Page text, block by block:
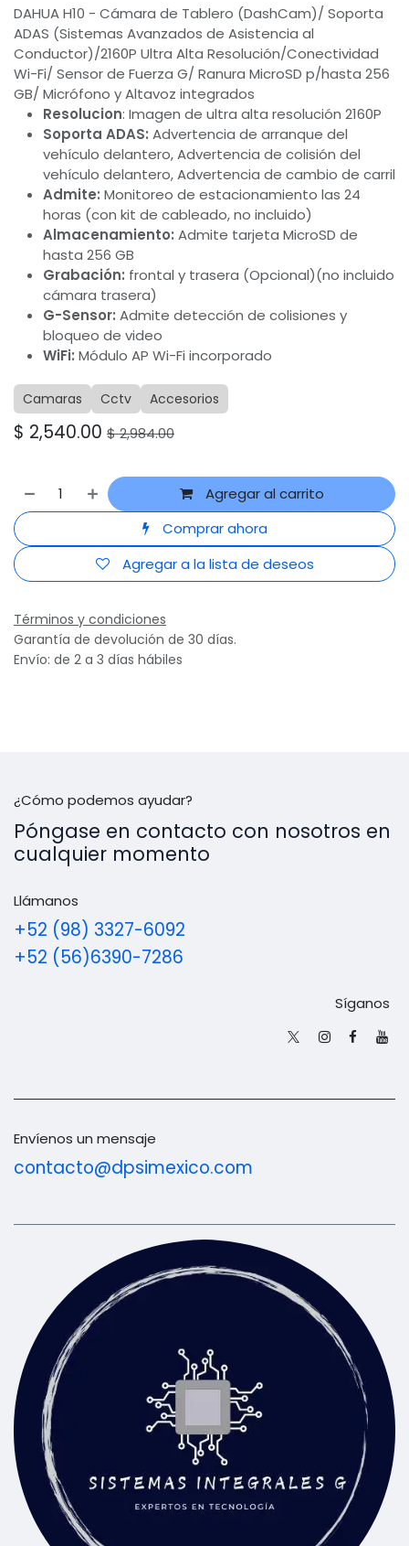
DAHUA H10 - Cámara de Tablero (DashCam)/ Soporta
ADAS (Sistemas Avanzados de Asistencia al
Conductor)/2160P Ultra Alta Resolución/Conectividad
Wi-Fi/ Sensor de Fuerza G/ Ranura MicroSD p/hasta 256
GB/ Micrófono y Altavoz integrados
Resolucion: Imagen de ultra alta resolución 2160P
Soporta ADAS: Advertencia de arranque del
vehículo delantero, Advertencia de colisión del
vehículo delantero, Advertencia de cambio de carril
Admite: Monitoreo de estacionamiento las 24
horas (con kit de cableado, no incluido)
Almacenamiento: Admite tarjeta MicroSD de
hasta 256 GB
Grabación: frontal y trasera (Opcional)(no incluido
cámara trasera)
G-Sensor: Admite detección de colisiones y
bloqueo de video
WiFi: Módulo AP Wi-Fi incorporado
Camaras Cctv Accesorios
$ 2,540.00 $2,984.00
Agregar al carrito
Comprar ahora
Agregar a la lista de deseos
Términos y condiciones
Garantía de devolución de 30 días.
Envío: de 2 a 3 días hábiles
¿Cómo podemos ayudar?
Póngase en contacto con nosotros en
cualquier momento
Llámanos
+52 (98) 3327-6092
+52 (56)6390-7286
Síganos
Envíenos un mensaje
contacto@dpsimexico.com